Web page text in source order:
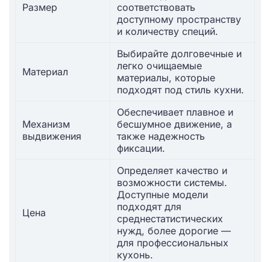
Размер
соответствовать
доступному пространству
и количеству специй.
Материал
Выбирайте долговечные и
легко очищаемые
материалы, которые
подходят под стиль кухни.
Механизм
выдвижения
Обеспечивает плавное и
бесшумное движение, а
также надежность
фиксации.
Цена
Определяет качество и
возможности системы.
Доступные модели
подходят для
среднестатистических
нужд, более дорогие —
для профессиональных
кухонь.